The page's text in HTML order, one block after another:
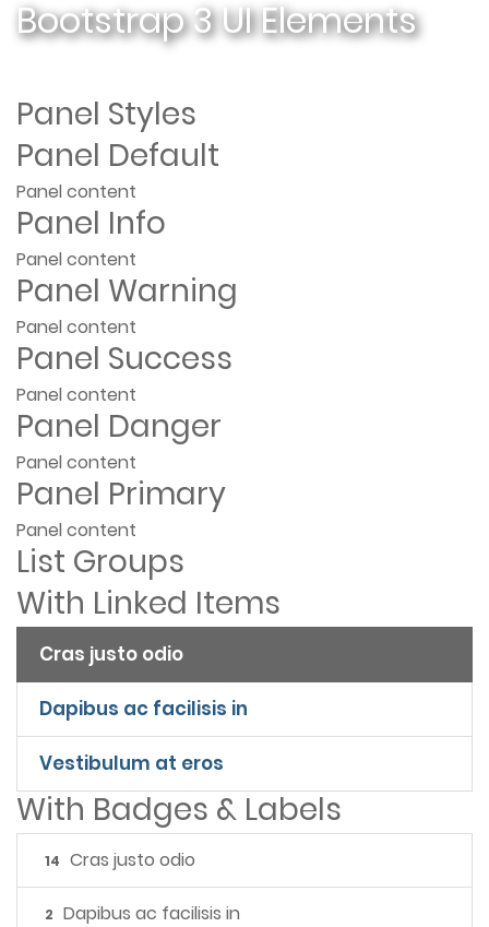
Bootstrap 3 UI Elements
Panel Styles
Panel Default
Panel content
Panel Info
Panel content
Panel Warning
Panel content
Panel Success
Panel content
Panel Danger
Panel content
Panel Primary
Panel content
List Groups
With Linked Items
Cras justo odio
Dapibus ac facilisis in
Vestibulum at eros
With Badges & Labels
14 Cras justo odio
2 Dapibus ac facilisis in